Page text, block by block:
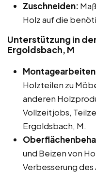
Zuschneiden:
Holz auf die
Unterstützung in
Ergoldsbach, M
Holzteilen zu
anderen
Vollzeitjobs,
Ergoldsbach, M.
und Beizen von
Verbesserung des